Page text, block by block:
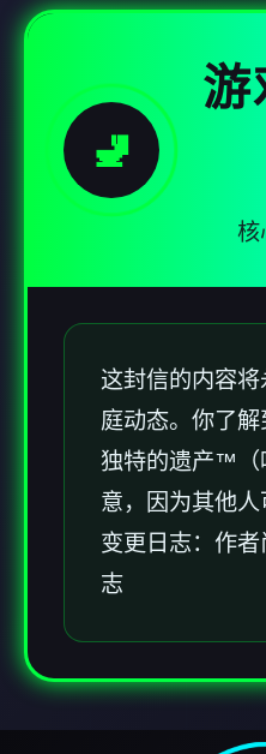
🚽
游
核
这封信的内容
庭动态。你了
独特的遗产™（
意，因为其他人
变更日志：作者
志